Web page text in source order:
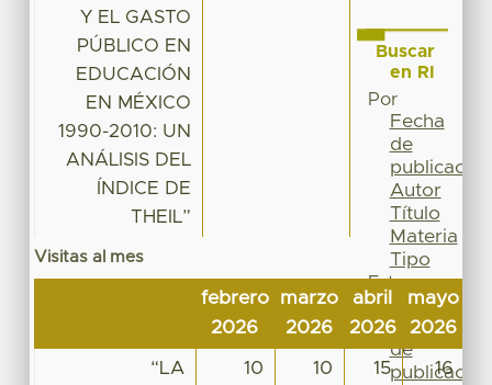
Y EL GASTO
PÚBLICO EN
EDUCACIÓN
EN MÉXICO
1990-2010: UN
ANÁLISIS DEL
ÍNDICE DE
THEIL”
Visitas al mes
febrero
2026
marzo
2026
abril
2026
mayo
2026
“LA
10 10 15 16
Buscar
en RI
Por
Fecha
de
publicación
Autor
Título
Materia
Tipo
Esta
colección
Fecha
de
publicación